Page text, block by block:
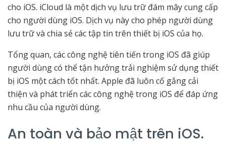
cho iOS. iCloud là một dịch vụ lưu trữ đám mây cung cấp
cho người dùng iOS. Dịch vụ này cho phép người dùng
lưu trữ và chia sẻ các tập tin trên thiết bị iOS của họ.
Tổng quan, các công nghệ tiên tiến trong iOS đã giúp
người dùng có thể tận hưởng trải nghiệm sử dụng thiết
bị iOS một cách tốt nhất. Apple đã luôn cố gắng cải
thiện và phát triển các công nghệ trong iOS để đáp ứng
nhu cầu của người dùng.
An toàn và bảo mật trên iOS.